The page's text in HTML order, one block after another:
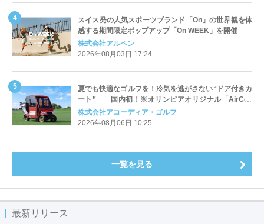
スイス発の人気スポーツブランド「On」の世界観を体
感する期間限定ポップアップ「On WEEK」を開催
株式会社アルペン
2026年08月03日 17:24
夏でも快適なゴルフを！冷気を逃がさない“ドア付きカ
ート” 国内初！※オリンピアオリジナル「AirCon
Cart（エアコンカート）」導入 | アコーディア・ゴ
ルフ
株式会社アコーディア・ゴルフ
2026年08月06日 10:25
一覧を見る
最新リリース